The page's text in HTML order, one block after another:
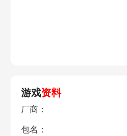
游戏资料
厂商：
包名：